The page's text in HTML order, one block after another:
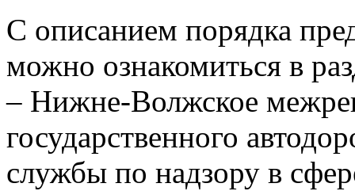
С описанием порядка
можно ознакомиться в
– Нижне-Волжское
государственного
службы по надзору в